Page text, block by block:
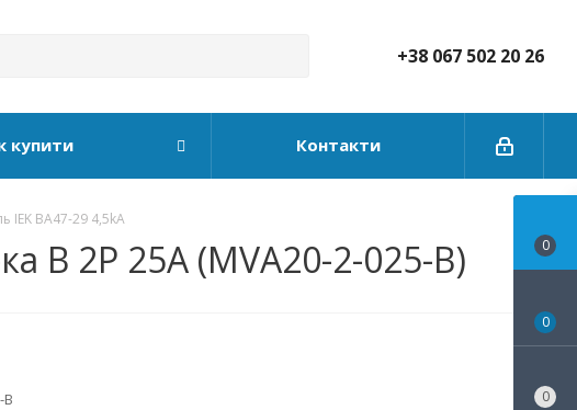
+38 067 502 20 26
купити Контакти
IEK ВА47-29 4,5kA
B 2P 25А (MVA20-2-025-B)
B
0
0
0